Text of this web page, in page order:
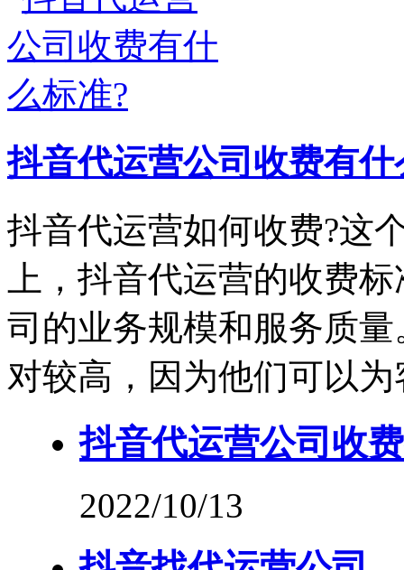
抖音代运营公司收费有什
抖音代运营如何收费?这
上，抖音代运营的收费
司的业务规模和服务质
对较高，因为他们可以
抖音代运营公司收
2022/10/13